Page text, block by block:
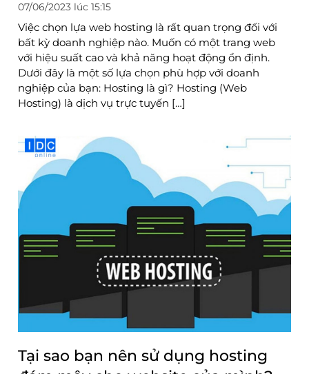
07/06/2023 lúc 15:15
Việc chọn lựa web hosting là rất quan trọng đối với
bất kỳ doanh nghiệp nào. Muốn có một trang web
với hiệu suất cao và khả năng hoạt động ổn định.
Dưới đây là một số lựa chọn phù hợp với doanh
nghiệp của bạn: Hosting là gì? Hosting (Web
Hosting) là dịch vụ trực tuyến […]
Tại sao bạn nên sử dụng hosting